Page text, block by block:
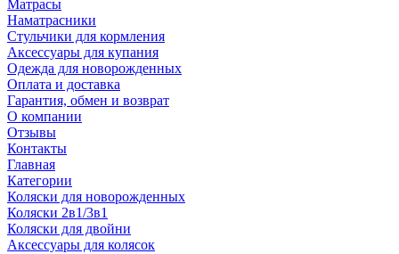
Матрасы
Наматрасники
Стульчики для кормления
Аксессуары для купания
Одежда для новорожденных
Оплата и доставка
Гарантия, обмен и возврат
О компании
Отзывы
Контакты
Главная
Категории
Коляски для новорожденных
Коляски 2в1/3в1
Коляски для двойни
Аксессуары для колясок